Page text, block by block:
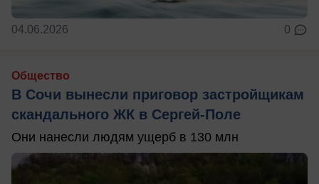
04.06.2026 0
Общество
В Сочи вынесли приговор застройщикам
скандального ЖК в Сергей-Поле
Они нанесли людям ущерб в 130 млн